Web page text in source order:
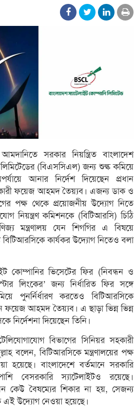
সরকার নিয়ন্ত্রিত বাংলাদেশ
লিমিটেডের (বিএসসিএল) জন্য শুল্ক কমিয়ে
আনার নির্দেশ দিয়েছেন প্রধান
ফয়েজ আহমদ তৈয়্যব। এজন্য ডাক ও
পক্ষ থেকে প্রয়োজনীয় উদ্যোগ নিতে
নিয়ন্ত্রণ কমিশনকে (বিটিআরসি) চিঠি
মন্ত্রণালয় যেন শিগগির এ বিষয়ে
কার্যকর উদ্যোগ নিতেও বলা
কোম্পানির ভিসেটের ফির (নিবন্ধন ও
লিংকের’ জন্য নির্ধারিত ফির সঙ্গে
পুনর্নির্ধারণ করতেও বিটিআরসিকে
ফয়েজ আহমদ তৈয়্যব। এ ছাড়া ভিন্ন ভিন্ন
নির্দেশনা দিয়েছেন তিনি।
বিভাগের সিনিয়র সহকারী
বলেন, বিটিআরসিকে মন্ত্রণালয়ের পক্ষ
হয়েছে। বাংলাদেশে বর্তমানে সরকারি
বেসরকারি স্যাটেলাইটও রয়েছে।
কেউ বৈষম্যের শিকার না হয়, সেজন্য
এই উদ্যোগ নেওয়া হয়েছে।